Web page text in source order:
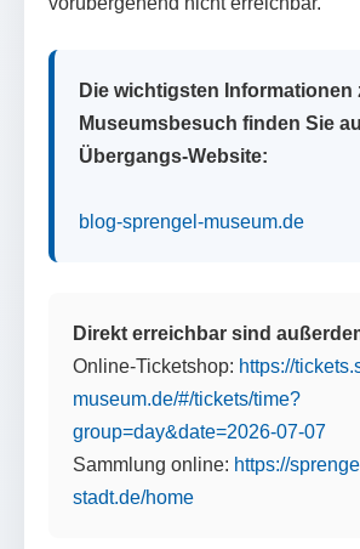
Die wichtigsten Informationen
Museumsbesuch finden Sie
Übergangs-Website:
blog-sprengel-museum.de
Direkt erreichbar sind
Online-Ticketshop: https://
museum.de/#/tickets/time?
group=day&date=2026-07-07
Sammlung online: https://
stadt.de/home